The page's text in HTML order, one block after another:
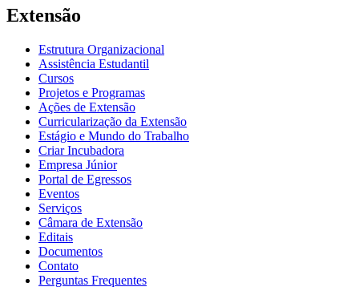
Extensão
Estrutura Organizacional
Assistência Estudantil
Cursos
Projetos e Programas
Ações de Extensão
Curricularização da Extensão
Estágio e Mundo do Trabalho
Criar Incubadora
Empresa Júnior
Portal de Egressos
Eventos
Serviços
Câmara de Extensão
Editais
Documentos
Contato
Perguntas Frequentes